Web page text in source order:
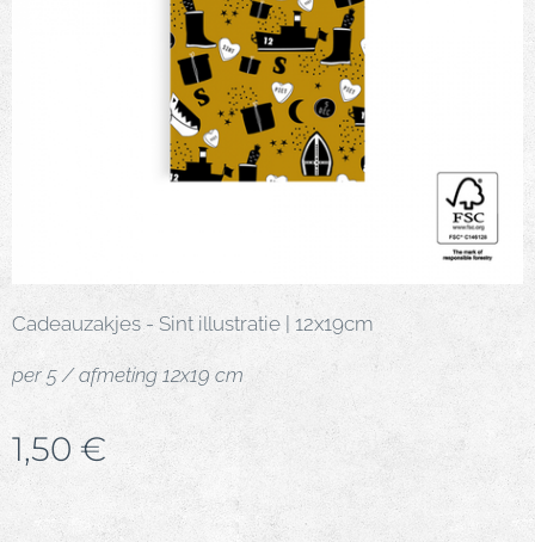
Cadeauzakjes - Sint illustratie | 12x19cm
per 5 / afmeting 12x19 cm
1,50 €